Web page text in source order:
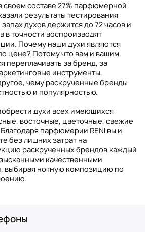
своем составе 27% парфюмерной
результаты тестирования
духов держится до 72 часов и
в точности воспроизводят
Почему наши духи являются
цене? Потому что вам и вашим
переплачивать за бренд, за
инструменты,
чему раскрученные бренды
и популярностью.
духи всех имеющихся
восточные, цветочные, свежие
парфюмерии RENI вы и
без лишних затрат на
раскрученных брендов каждый
качественными
выбирая нотную композицию по